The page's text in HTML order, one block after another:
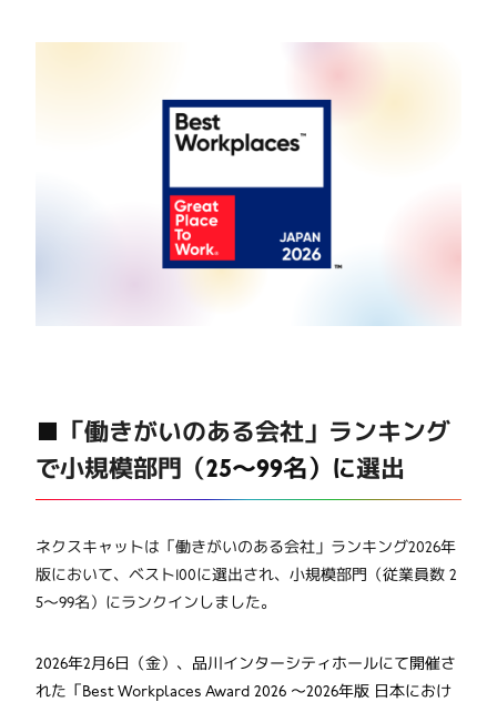
■ 「働きがいのある会社」ランキング
で小規模部門（25～99名）に選出
ネクスキャットは「働きがいのある会社」ランキング2026年
版において、ベスト100に選出され、小規模部門（従業員数 2
5～99名）にランクインしました。
2026年2月6日（金）、品川インターシティホールにて開催さ
れた「Best Workplaces Award 2026 ～2026年版 日本におけ